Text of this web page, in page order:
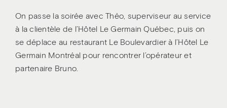
On passe la soirée avec Théo, superviseur au service
à la clientèle de l’Hôtel Le Germain Québec, puis on
se déplace au restaurant Le Boulevardier à l’Hôtel Le
Germain Montréal pour rencontrer l’opérateur et
partenaire Bruno.